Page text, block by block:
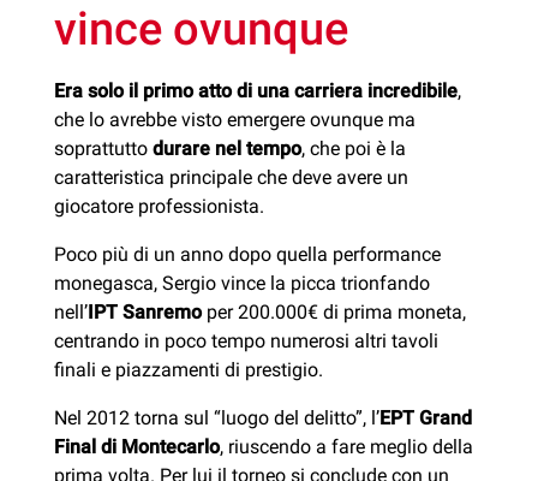
vince ovunque
Era solo il primo atto di una carriera incredibile,
che lo avrebbe visto emergere ovunque ma
soprattutto durare nel tempo, che poi è la
caratteristica principale che deve avere un
giocatore professionista.
Poco più di un anno dopo quella performance
monegasca, Sergio vince la picca trionfando
nell’IPT Sanremoper 200.000€ di prima moneta,
centrando in poco tempo numerosi altri tavoli
finali e piazzamenti di prestigio.
Nel 2012 torna sul “luogo del delitto”, l’EPT Grand
Final di Montecarlo, riuscendo a fare meglio della
prima volta. Per lui il torneo si conclude con un